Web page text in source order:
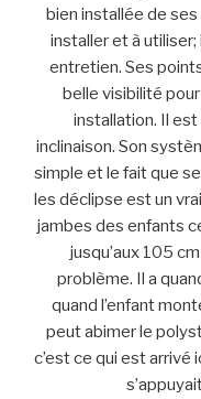
bien installée de
installer et à
entretien. Ses
belle visibilité
installation. Il
inclinaison. Son
simple et le fait que
les déclipse est un
jambes des enfants
jusqu’aux 105
problème. Il a
quand l’enfant
peut abimer le
c’est ce qui est arrivé